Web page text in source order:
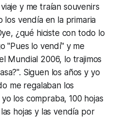
y me traían souvenirs
los vendía en la primaria
¿qué hiciste con todo lo
"Pues lo vendí" y me
Mundial 2006, lo trajimos
Siguen los años y yo
me regalaban los
los compraba, 100 hojas
hojas y las vendía por